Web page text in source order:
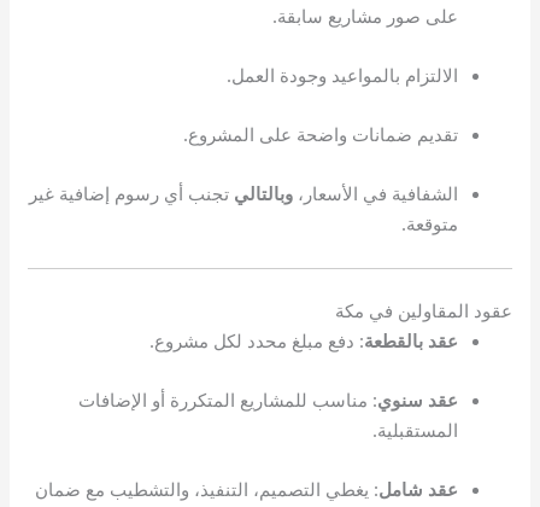
على صور مشاريع سابقة.
الالتزام بالمواعيد وجودة العمل.
تقديم ضمانات واضحة على المشروع.
الشفافية في الأسعار،وبالتالي تجنب أي رسوم إضافية غير
متوقعة.
عقود المقاولين في مكة
عقد بالقطعة: دفع مبلغ محدد لكل مشروع.
عقد سنوي: مناسب للمشاريع المتكررة أو الإضافات
المستقبلية.
عقد شامل: يغطي التصميم، التنفيذ، والتشطيب مع ضمان